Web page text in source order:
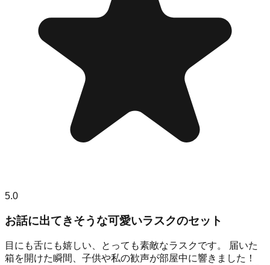
5.0
お話に出てきそうな可愛いラスクのセット
目にも舌にも嬉しい、とっても素敵なラスクです。 届いた
箱を開けた瞬間、子供や私の歓声が部屋中に響きました！